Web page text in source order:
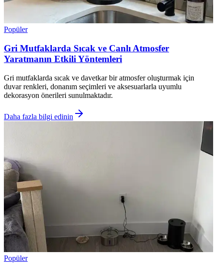
Popüler
Gri Mutfaklarda Sıcak ve Canlı Atmosfer
Yaratmanın Etkili Yöntemleri
Gri mutfaklarda sıcak ve davetkar bir atmosfer oluşturmak için
duvar renkleri, donanım seçimleri ve aksesuarlarla uyumlu
dekorasyon önerileri sunulmaktadır.
Daha fazla bilgi edinin
Popüler